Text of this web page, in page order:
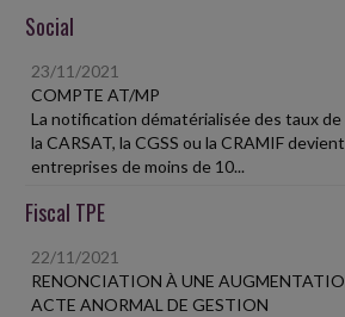
Social
23/11/2021
COMPTE AT/MP
La notification dématérialisée des taux
la CARSAT, la CGSS ou la CRAMIF
entreprises de moins de 10...
Fiscal TPE
22/11/2021
RENONCIATION À UNE
ACTE ANORMAL DE GESTION